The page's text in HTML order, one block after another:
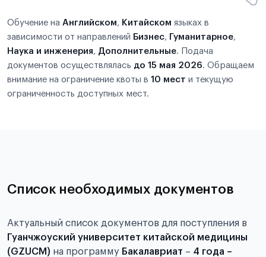
Обучение на Английском, Китайском языках в
зависимости от направлений Бизнес, Гуманитарное,
Наука и инженерия, Дополнительные. Подача
документов осуществлялась до 15 мая 2026. Обращаем
внимание на ограничение квоты в 10 мест и текущую
ограниченность доступных мест.
Список необходимых документов
Актуальный список документов для поступления в
Гуанчжоуский университет китайской медицины
(GZUCM) на программу Бакалавриат – 4 года –